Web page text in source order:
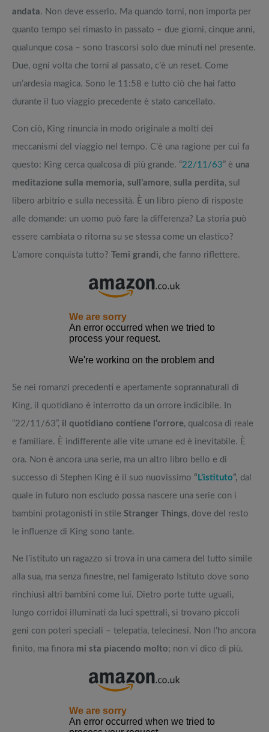
andata. Non deve esserlo. Ma quando torni, non importa per
quanto tempo sei rimasto in passato – due giorni, cinque anni,
qualunque cosa – sono trascorsi solo due minuti nel presente.
Due, ogni volta che torni al passato, c’è un reset. Come
un’ardesia magica. Sono le 11:58 e tutto ciò che hai fatto
durante il tuo viaggio precedente è stato cancellato.
Con ciò, King rinuncia in modo originale a molti dei
meccanismi del viaggio nel tempo. C’è una ragione per cui fa
questo: King cerca qualcosa di più grande. “22/11/63” è una
meditazione sulla memoria, sull’amore, sulla perdita, sul
libero arbitrio e sulla necessità. È un libro pieno di risposte
alle domande: un uomo può fare la differenza? La storia può
essere cambiata o ritorna su se stessa come un elastico?
L’amore conquista tutto? Temi grandi, che fanno riflettere.
Se nei romanzi precedenti e apertamente soprannaturali di
King, il quotidiano è interrotto da un orrore indicibile. In
“22/11/63”, il quotidiano contiene l’orrore, qualcosa di reale
e familiare. È indifferente alle vite umane ed è inevitabile. È
ora. Non è ancora una serie, ma un altro libro bello e di
successo di Stephen King è il suo nuovissimo “ L’istituto”, dal
quale in futuro non escludo possa nascere una serie con i
bambini protagonisti in stile Stranger Things, dove del resto
le influenze di King sono tante.
Ne l’istituto un ragazzo si trova in una camera del tutto simile
alla sua, ma senza finestre, nel famigerato Istituto dove sono
rinchiusi altri bambini come lui. Dietro porte tutte uguali,
lungo corridoi illuminati da luci spettrali, si trovano piccoli
geni con poteri speciali – telepatia, telecinesi. Non l’ho ancora
finito, ma finora mi sta piacendo molto; non vi dico di più.